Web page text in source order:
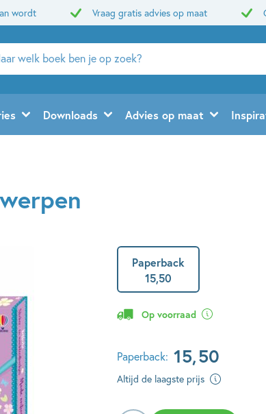
wordt Vraag gratis advies op maat
Downloads Advies op maat
Paperback
15,50
Op voorraad
Paperback: 15,50
Altijd de laagste prijs